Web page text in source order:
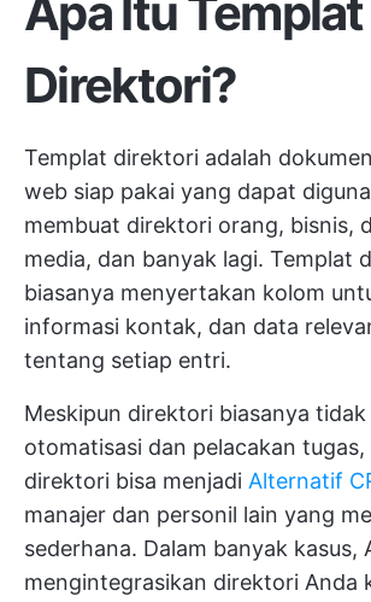
Apa Itu Templat
Direktori?
Templat direktori adalah
web siap pakai yang dapat
membuat direktori orang, bisnis,
media, dan banyak lagi. Templat
biasanya menyertakan kolom
informasi kontak, dan data
tentang setiap entri.
Meskipun direktori biasanya
otomatisasi dan pelacakan tugas,
direktori bisa menjadi Alternatif
manajer dan personil lain yang
sederhana. Dalam banyak kasus,
mengintegrasikan direktori Anda